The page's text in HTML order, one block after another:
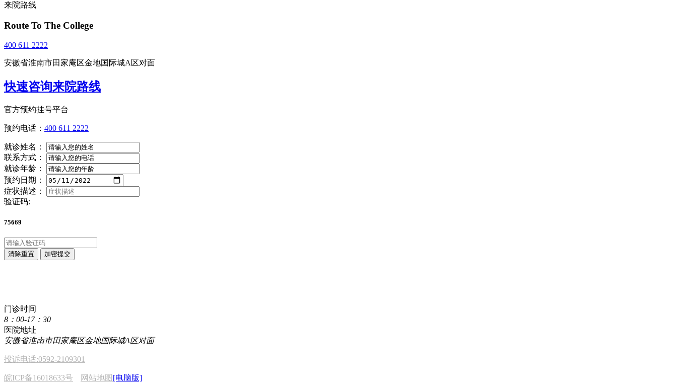
来院路线
Route To The College
400 611 2222
安徽省淮南市田家庵区金地国际城A区对面
快速咨询来院路线
官方预约挂号平台
预约电话： 400 611 2222
就诊姓名：
联系方式：
就诊年龄：
预约日期：
症状描述：
验证码:
75669
清除重置 加密提交
门诊时间
8：00-17：30
医院地址
安徽省淮南市田家庵区金地国际城A区对面
投诉电话:0592-2109301
皖ICP备16018633号 网站地图 [电脑版]